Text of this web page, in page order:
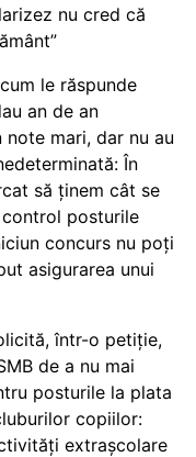
nu cred că
le răspunde
an de an
mari, dar nu au
În
să ținem cât se
posturile
concurs nu poți
asigurarea unui
într-o petiție,
de a nu mai
posturile la plata
copiilor:
extrașcolare